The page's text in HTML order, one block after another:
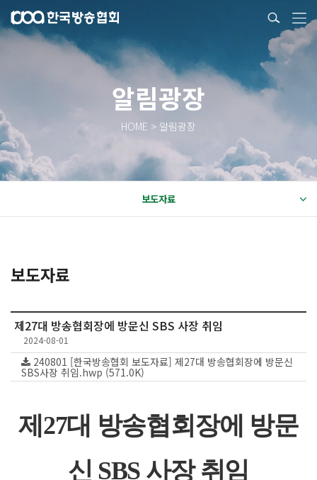
알림광장
HOME > 알림광장
보도자료
보도자료
제27대 방송협회장에 방문신 SBS 사장 취임
2024-08-01
240801 [한국방송협회 보도자료] 제27대 방송협회장에 방문신
SBS사장 취임.hwp (571.0K)
제 27대 방송협회장에 방문
신 SBS 사장 취임